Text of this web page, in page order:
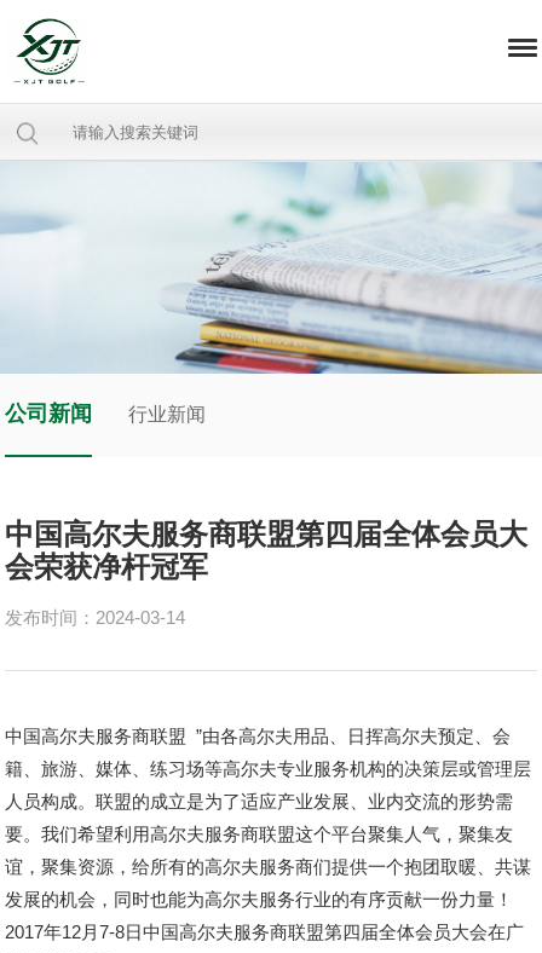
公司新闻 行业新闻
中国高尔夫服务商联盟第四届全体会员大
会荣获净杆冠军
发布时间：2024-03-14
中国高尔夫服务商联盟 ”由各高尔夫用品、日挥高尔夫预定、会
籍、旅游、媒体、练习场等高尔夫专业服务机构的决策层或管理层
人员构成。联盟的成立是为了适应产业发展、业内交流的形势需
要。我们希望利用高尔夫服务商联盟这个平台聚集人气，聚集友
谊，聚集资源，给所有的高尔夫服务商们提供一个抱团取暖、共谋
发展的机会，同时也能为高尔夫服务行业的有序贡献一份力量！
2017年12月7-8日中国高尔夫服务商联盟第四届全体会员大会在广